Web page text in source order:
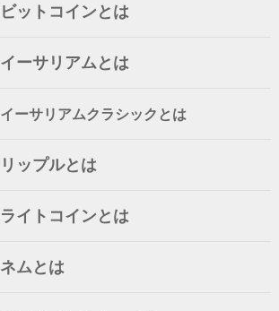
ビットコインとは
イーサリアムとは
イーサリアムクラシックとは
リップルとは
ライトコインとは
ネムとは